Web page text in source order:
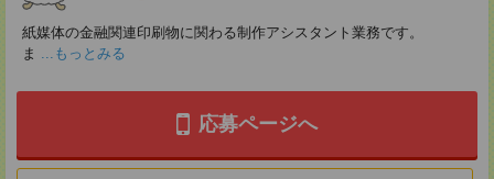
紙媒体の金融関連印刷物に関わる制作アシスタント業務です。
ま ...もっとみる
応募ページへ